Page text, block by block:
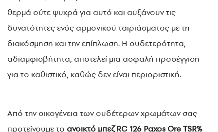
θερμά ούτε ψυχρά για αυτό και αυξάνουν τις
δυνατότητες ενός αρμονικού ταιριάσματος με τη
διακόσμηση και την επίπλωση. Η ουδετερότητα,
αδιαμφισβήτητα, αποτελεί μια ασφαλή προσέγγιση
για το καθιστικό, καθώς δεν είναι περιοριστική.
Από την οικογένεια των ουδέτερων χρωμάτων σας
προτείνουμε το ανοικτό μπεζ RC 126 Paxos Ore TSR%